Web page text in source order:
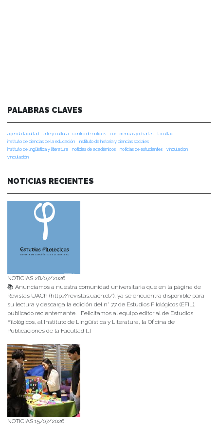
PALABRAS CLAVES
agenda facultad arte y cultura centro de noticias conferencias y charlas
facultad
instituto de ciencias de la educación
instituto de historia y ciencias sociales
instituto de lingüística y literatura
noticias de académicos noticias de estudiantes
vinculacion
vinculación
NOTICIAS RECIENTES
NOTICIAS 28/07/2026
📚 Anunciamos a nuestra comunidad universitaria que en la página de
Revistas UACh (http://revistas.uach.cl/), ya se encuentra disponible para
su lectura y descarga la edición del n° 77 de Estudios Filológicos (EFIL),
publicado recientemente. Felicitamos al equipo editorial de Estudios
Filológicos, al Instituto de Lingüística y Literatura, la Oficina de
Publicaciones de la Facultad […]
NOTICIAS 15/07/2026